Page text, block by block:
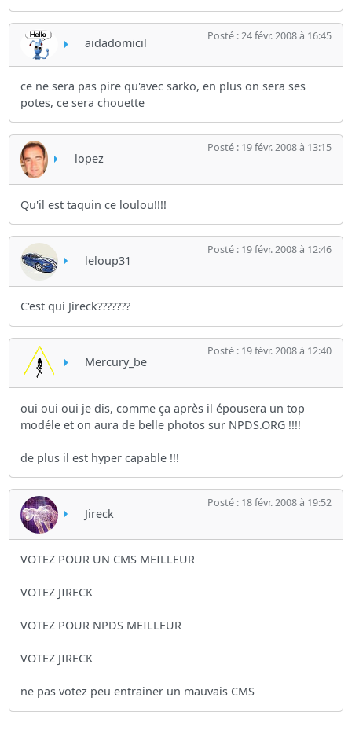
aidadomicil Posté : 24 févr. 2008 à 16:45
ce ne sera pas pire qu'avec sarko, en plus on sera ses
potes, ce sera chouette
lopez
Posté : 19 févr. 2008 à 13:15
Qu'il est taquin ce loulou!!!!
leloup31
Posté : 19 févr. 2008 à 12:46
C'est qui Jireck???????
Mercury_be
Posté : 19 févr. 2008 à 12:40
oui oui oui je dis, comme ça après il épousera un top
modéle et on aura de belle photos sur NPDS.ORG !!!!
de plus il est hyper capable !!!
Jireck
Posté : 18 févr. 2008 à 19:52
VOTEZ POUR UN CMS MEILLEUR
VOTEZ JIRECK
VOTEZ POUR NPDS MEILLEUR
VOTEZ JIRECK
ne pas votez peu entrainer un mauvais CMS